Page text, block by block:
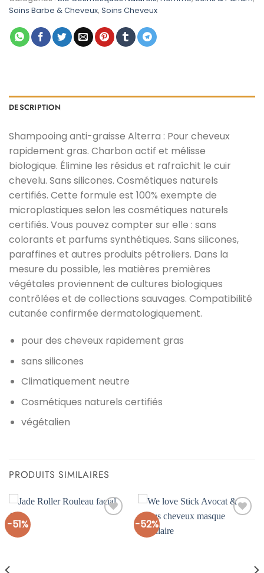
د.م. 99,00.
Soins Barbe & Cheveux, Soins Cheveux
DESCRIPTION
Shampooing anti-graisse Alterra : Pour cheveux
rapidement gras. Charbon actif et mélisse
biologique. Élimine les résidus et rafraîchit le cuir
chevelu. Sans silicones. Cosmétiques naturels
certifiés. Cette formule est 100% exempte de
microplastiques selon les cosmétiques naturels
certifiés. Vous pouvez compter sur elle : sans
colorants et parfums synthétiques. Sans silicones,
paraffines et autres produits pétroliers. Dans la
mesure du possible, les matières premières
végétales proviennent de cultures biologiques
contrôlées et de collections sauvages. Compatibilité
cutanée confirmée dermatologiquement.
pour des cheveux rapidement gras
sans silicones
Climatiquement neutre
Cosmétiques naturels certifiés
végétalien
PRODUITS SIMILAIRES
-51% -52%